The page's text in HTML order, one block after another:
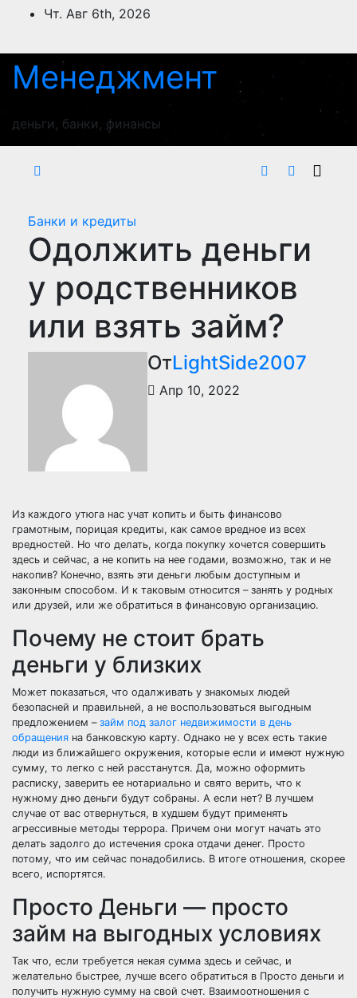
ПерейтиЧт. Авг 6th, 2026
Менеджмент
деньги, банки, финансы
Банки и кредиты
Одолжить деньги
у родственников
или взять займ?
ОтLightSide2007
Апр 10, 2022
Из каждого утюга нас учат копить и быть финансово
грамотным, порицая кредиты, как самое вредное из всех
вредностей. Но что делать, когда покупку хочется совершить
здесь и сейчас, а не копить на нее годами, возможно, так и не
накопив? Конечно, взять эти деньги любым доступным и
законным способом. И к таковым относится – занять у родных
или друзей, или же обратиться в финансовую организацию.
Почему не стоит брать
деньги у близких
Может показаться, что одалживать у знакомых людей
безопасней и правильней, а не воспользоваться выгодным
предложением – займ под залог недвижимости в день
обращения на банковскую карту. Однако не у всех есть такие
люди из ближайшего окружения, которые если и имеют нужную
сумму, то легко с ней расстанутся. Да, можно оформить
расписку, заверить ее нотариально и свято верить, что к
нужному дню деньги будут собраны. А если нет? В лучшем
случае от вас отвернуться, в худшем будут применять
агрессивные методы террора. Причем они могут начать это
делать задолго до истечения срока отдачи денег. Просто
потому, что им сейчас понадобились. В итоге отношения, скорее
всего, испортятся.
Просто Деньги — просто
займ на выгодных условиях
Так что, если требуется некая сумма здесь и сейчас, и
желательно быстрее, лучше всего обратиться в Просто деньги и
получить нужную сумму на свой счет. Взаимоотношения с